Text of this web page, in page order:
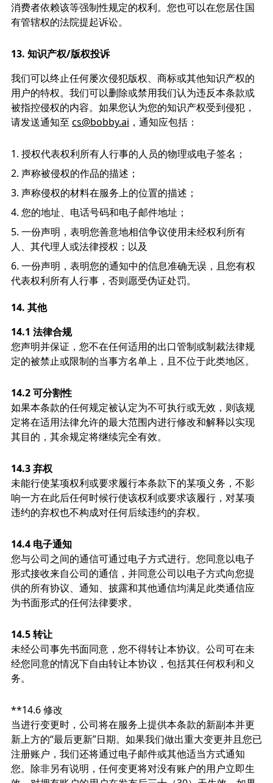
消费者依赖该等强制性规定的权利。您也可以在您居住国
有管辖权的法院提起诉讼。
13. 知识产权/版权投诉
我们可以终止任何屡次侵犯版权、商标或其他知识产权的
用户的特权。我们可以删除或禁用我们认为违反本条款或
被指控侵权的内容。如果您认为您的知识产权受到侵犯，
请发送通知至 cs@bobby.ai ，通知应包括：
授权代表权利所有人行事的人员的物理或电子签名；
声称被侵权的作品的描述；
声称侵权的材料在服务上的位置的描述；
您的地址、电话号码和电子邮件地址；
一份声明，表明您善意地相信争议使用未经权利所有
人、其代理人或法律授权；以及
一份声明，表明您的通知中的信息准确无误，且您有权
代表权利所有人行事，否则愿受伪证处罚。
14. 其他
14.1 法律合规
您声明并保证，您不在任何适用的出口管制或制裁法律规
定的被禁止或限制的当事方名单上，且不位于此类地区。
14.2 可分割性
如果本条款的任何规定被认定为不可执行或无效，则该规
定将在适用法律允许的最大范围内进行修改和解释以实现
其目的，其余规定将继续完全有效。
14.3 弃权
未能行使某项权利或要求履行本条款下的某项义务，不影
响一方在此后任何时候行使该权利或要求该履行，对某项
违约的弃权也不构成对任何后续违约的弃权。
14.4 电子通知
您与公司之间的通信可通过电子方式进行。您同意以电子
形式接收来自公司的通信，并同意公司以电子方式向您提
供的所有协议、通知、披露和其他通信均满足此类通信应
为书面形式的任何法律要求。
14.5 转让
未经公司事先书面同意，您不得转让本协议。公司可在未
经您同意的情况下自由转让本协议，包括其任何权利和义
务。
**14.6 修改
当进行变更时，公司将在服务上提供本条款的新副本并更
新上方的“最后更新”日期。如果我们做出重大变更并且您已
注册账户，我们还将通过电子邮件或其他适当方式通知
您。除非另有说明，任何变更将对没有账户的用户立即生